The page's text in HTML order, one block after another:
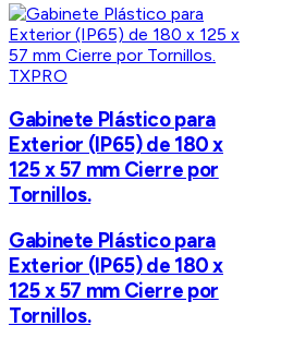
TXPRO
Gabinete Plástico para
Exterior (IP65) de 180 x
125 x 57 mm Cierre por
Tornillos.
Gabinete Plástico para
Exterior (IP65) de 180 x
125 x 57 mm Cierre por
Tornillos.